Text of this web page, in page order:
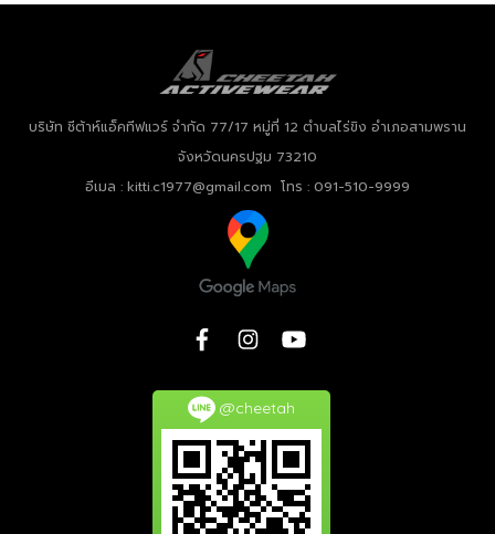
บริษัท ชีต้าห์แอ็คทีฟแวร์ จำกัด 77/17 หมู่ที่ 12 ตำบลไร่ขิง อำเภอสามพราน
จังหวัดนครปฐม 73210
อีเมล : kitti.c1977@gmail.com โทร : 091-510-9999
@cheetah